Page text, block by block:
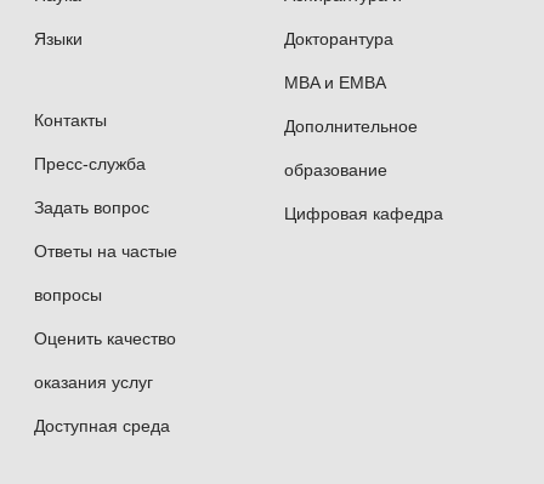
Языки
Контакты
Пресс-служба
Задать вопрос
Ответы на частые
вопросы
Оценить качество
оказания услуг
Доступная среда
Докторантура
MBA и EMBA
Дополнительное
образование
Цифровая кафедра